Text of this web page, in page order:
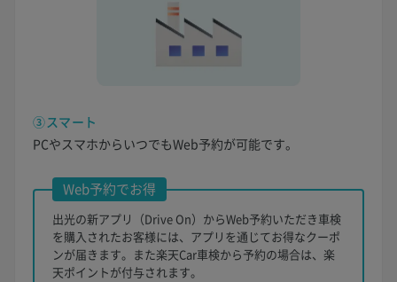
③スマート
PCやスマホからいつでもWeb予約が可能です。
Web予約でお得
出光の新アプリ（Drive On）からWeb予約いただき車検
を購入されたお客様には、アプリを通じてお得なクーポ
ンが届きます。また楽天Car車検から予約の場合は、楽
天ポイントが付与されます。